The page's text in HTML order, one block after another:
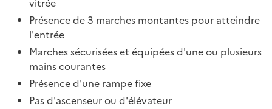
Présence de 3 marches montantes pour atteindre
l'entrée
Marches sécurisées et équipées d'une ou plusieurs
mains courantes
Présence d'une rampe fixe
Pas d'ascenseur ou d'élévateur